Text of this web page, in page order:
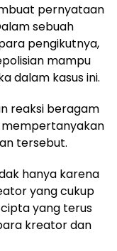
pernyataan
sebuah
pengikutnya,
mampu
dalam kasus ini.
reaksi beragam
mempertanyakan
tersebut.
hanya karena
yang cukup
yang terus
kreator dan